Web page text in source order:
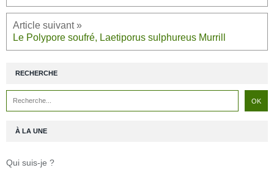
Le Polypore soufré, Laetiporus sulphureus Murrill
RECHERCHE
À LA UNE
Qui suis-je ?